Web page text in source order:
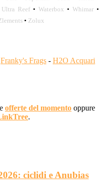
Ultra Reef • Waterbox • Whimar •
• Zolux
Franky's Frags - H2O Acquari
offerte del momento oppure
.
ciclidi e Anubias